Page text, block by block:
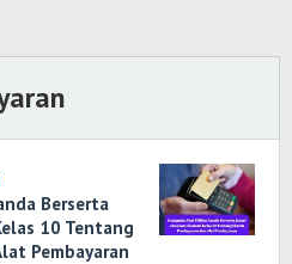
Berserta
10 Tentang
Pembayaran